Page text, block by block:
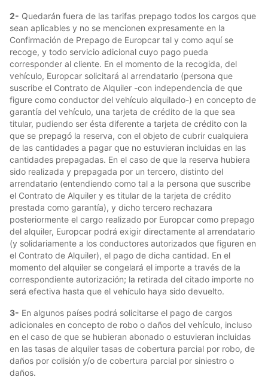
2- Quedarán fuera de las tarifas prepago todos los cargos que
sean aplicables y no se mencionen expresamente en la
Confirmación de Prepago de Europcar tal y como aquí se
recoge, y todo servicio adicional cuyo pago pueda
corresponder al cliente. En el momento de la recogida, del
vehículo, Europcar solicitará al arrendatario (persona que
suscribe el Contrato de Alquiler -con independencia de que
figure como conductor del vehículo alquilado-) en concepto de
garantía del vehículo, una tarjeta de crédito de la que sea
titular, pudiendo ser ésta diferente a tarjeta de crédito con la
que se prepagó la reserva, con el objeto de cubrir cualquiera
de las cantidades a pagar que no estuvieran incluidas en las
cantidades prepagadas. En el caso de que la reserva hubiera
sido realizada y prepagada por un tercero, distinto del
arrendatario (entendiendo como tal a la persona que suscribe
el Contrato de Alquiler y es titular de la tarjeta de crédito
prestada como garantía), y dicho tercero rechazara
posteriormente el cargo realizado por Europcar como prepago
del alquiler, Europcar podrá exigir directamente al arrendatario
(y solidariamente a los conductores autorizados que figuren en
el Contrato de Alquiler), el pago de dicha cantidad. En el
momento del alquiler se congelará el importe a través de la
correspondiente autorización; la retirada del citado importe no
será efectiva hasta que el vehículo haya sido devuelto.
3- En algunos países podrá solicitarse el pago de cargos
adicionales en concepto de robo o daños del vehículo, incluso
en el caso de que se hubieran abonado o estuvieran incluidas
en las tasas de alquiler tasas de cobertura parcial por robo, de
daños por colisión y/o de cobertura parcial por siniestro o
daños.